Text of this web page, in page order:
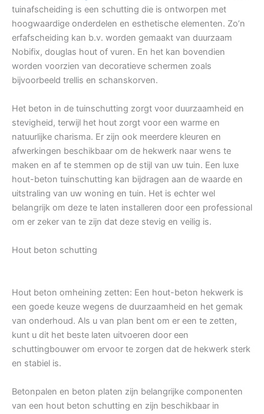
tuinafscheiding is een schutting die is ontworpen met
hoogwaardige onderdelen en esthetische elementen. Zo’n
erfafscheiding kan b.v. worden gemaakt van duurzaam
Nobifix, douglas hout of vuren. En het kan bovendien
worden voorzien van decoratieve schermen zoals
bijvoorbeeld trellis en schanskorven.
Het beton in de tuinschutting zorgt voor duurzaamheid en
stevigheid, terwijl het hout zorgt voor een warme en
natuurlijke charisma. Er zijn ook meerdere kleuren en
afwerkingen beschikbaar om de hekwerk naar wens te
maken en af te stemmen op de stijl van uw tuin. Een luxe
hout-beton tuinschutting kan bijdragen aan de waarde en
uitstraling van uw woning en tuin. Het is echter wel
belangrijk om deze te laten installeren door een professional
om er zeker van te zijn dat deze stevig en veilig is.
Hout beton schutting
Hout beton omheining zetten: Een hout-beton hekwerk is
een goede keuze wegens de duurzaamheid en het gemak
van onderhoud. Als u van plan bent om er een te zetten,
kunt u dit het beste laten uitvoeren door een
schuttingbouwer om ervoor te zorgen dat de hekwerk sterk
en stabiel is.
Betonpalen en beton platen zijn belangrijke componenten
van een hout beton schutting en zijn beschikbaar in